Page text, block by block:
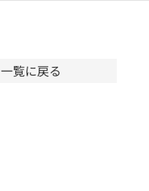
一覧に戻る